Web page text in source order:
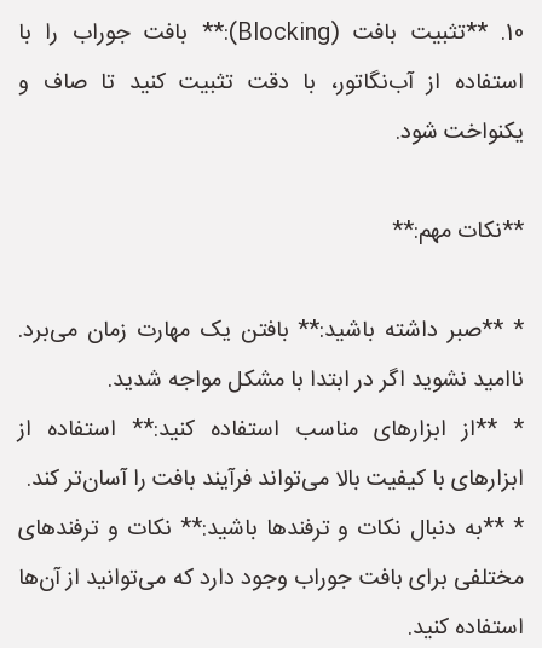
10. **تثبیت بافت (Blocking):** بافت جوراب را با
از آب‌نگاتور، با دقت تثبیت کنید تا صاف و
شود.
مهم:**
داشته باشید:** بافتن یک مهارت زمان می‌برد.
نشوید اگر در ابتدا با مشکل مواجه شدید.
ابزارهای مناسب استفاده کنید:** استفاده از
با کیفیت بالا می‌تواند فرآیند بافت را آسان‌تر کند.
دنبال نکات و ترفندها باشید:** نکات و ترفندهای
برای بافت جوراب وجود دارد که می‌توانید از آن‌ها
کنید.